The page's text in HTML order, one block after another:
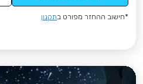
*חישוב ההחזר מפורט בתקנון